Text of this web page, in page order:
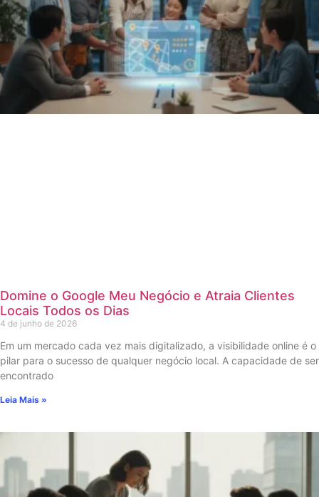
Domine o Google Meu Negócio e Atraia Clientes
Locais Todos os Dias
4 de junho de 2026
Em um mercado cada vez mais digitalizado, a visibilidade online é o
pilar para o sucesso de qualquer negócio local. A capacidade de ser
encontrado
Leia Mais »